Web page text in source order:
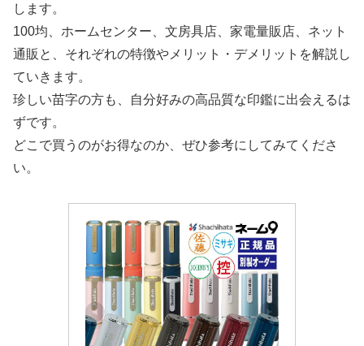
します。
100均、ホームセンター、文房具店、家電量販店、ネット
通販と、それぞれの特徴やメリット・デメリットを解説し
ていきます。
珍しい苗字の方も、自分好みの高品質な印鑑に出会えるは
ずです。
どこで買うのがお得なのか、ぜひ参考にしてみてくださ
い。